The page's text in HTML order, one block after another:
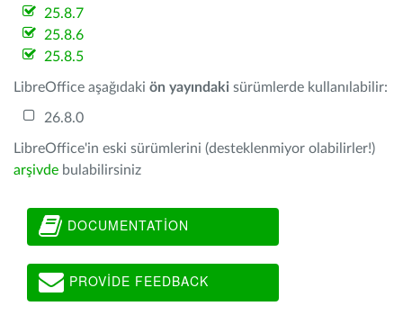
25.8.7
25.8.6
25.8.5
LibreOffice aşağıdaki ön yayındaki sürümlerde kullanılabilir:
26.8.0
LibreOffice'in eski sürümlerini (desteklenmiyor olabilirler!)
arşivde bulabilirsiniz
DOCUMENTATION
PROVIDE FEEDBACK